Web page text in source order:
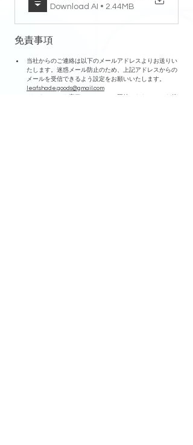
Download AI • 2.44MB
免責事項
当社からのご連絡は以下のメールアドレスよりお送りい
たします。迷惑メール防止のため、上記アドレスからの
メールを受信できるよう設定をお願いいたします。
leaf.shade.goods@gmail.com